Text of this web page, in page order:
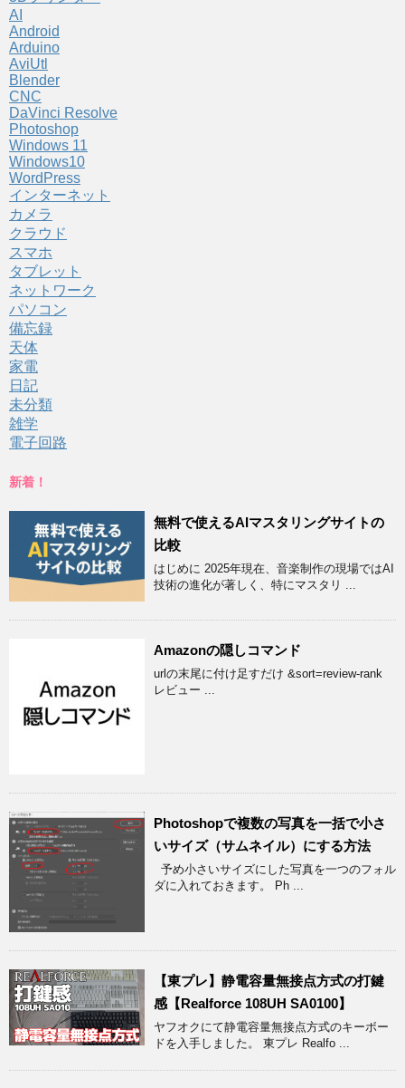
AI
Android
Arduino
AviUtl
Blender
CNC
DaVinci Resolve
Photoshop
Windows 11
Windows10
WordPress
インターネット
カメラ
クラウド
スマホ
タブレット
ネットワーク
パソコン
備忘録
天体
家電
日記
未分類
雑学
電子回路
新着！
無料で使えるAIマスタリングサイトの
比較
はじめに 2025年現在、音楽制作の現場ではAI
技術の進化が著しく、特にマスタリ ...
Amazonの隠しコマンド
urlの末尾に付け足すだけ &sort=review-rank
レビュー ...
Photoshopで複数の写真を一括で小さ
いサイズ（サムネイル）にする方法
予め小さいサイズにした写真を一つのフォル
ダに入れておきます。 Ph ...
【東プレ】静電容量無接点方式の打鍵
感【Realforce 108UH SA0100】
ヤフオクにて静電容量無接点方式のキーボー
ドを入手しました。 東プレ Realfo ...